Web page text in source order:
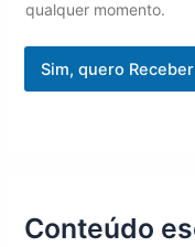
lqualquer momento.
Sim, quero
Conteúdo